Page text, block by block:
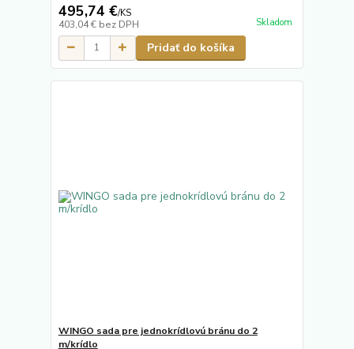
495,74 €/KS
403,04 € bez DPH Skladom
Pridať do košíka
WINGO sada pre jednokrídlovú bránu do 2
m/krídlo